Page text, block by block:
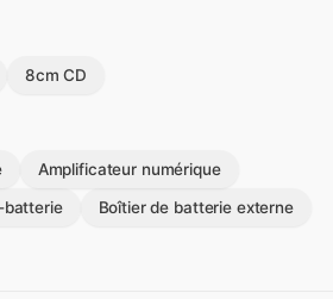
8cm CD
Amplificateur numérique
batterie
Boîtier de batterie externe